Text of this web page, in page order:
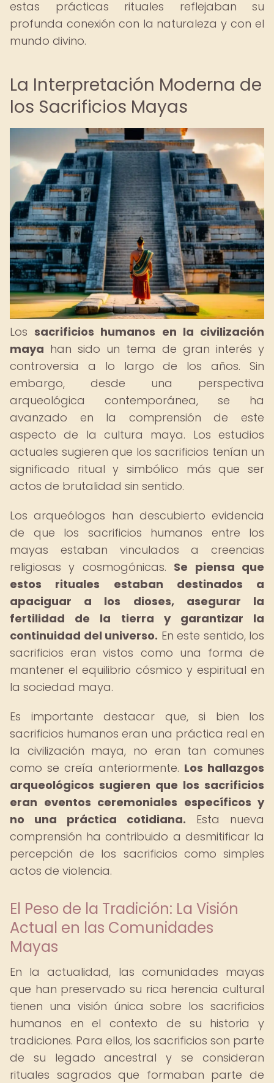
estas prácticas rituales reflejaban su
profunda conexión con la naturaleza y con el
mundo divino.
La Interpretación Moderna de
los Sacrificios Mayas
Lossacrificios humanos en la civilización
maya han sido un tema de gran interés y
controversia a lo largo de los años. Sin
embargo, desde una perspectiva
arqueológica contemporánea, se ha
avanzado en la comprensión de este
aspecto de la cultura maya. Los estudios
actuales sugieren que los sacrificios tenían un
significado ritual y simbólico más que ser
actos de brutalidad sin sentido.
Los arqueólogos han descubierto evidencia
de que los sacrificios humanos entre los
mayas estaban vinculados a creencias
religiosas y cosmogónicas. Se piensa que
estos rituales estaban destinados a
apaciguar a los dioses, asegurar la
fertilidad de la tierra y garantizar la
continuidad del universo. En este sentido, los
sacrificios eran vistos como una forma de
mantener el equilibrio cósmico y espiritual en
la sociedad maya.
Es importante destacar que, si bien los
sacrificios humanos eran una práctica real en
la civilización maya, no eran tan comunes
como se creía anteriormente. Los hallazgos
arqueológicos sugieren que los sacrificios
eran eventos ceremoniales específicos y
no una práctica cotidiana. Esta nueva
comprensión ha contribuido a desmitificar la
percepción de los sacrificios como simples
actos de violencia.
El Peso de la Tradición: La Visión
Actual en las Comunidades
Mayas
En la actualidad, las comunidades mayas
que han preservado su rica herencia cultural
tienen una visión única sobre los sacrificios
humanos en el contexto de su historia y
tradiciones. Para ellos, los sacrificios son parte
de su legado ancestral y se consideran
rituales sagrados que formaban parte de